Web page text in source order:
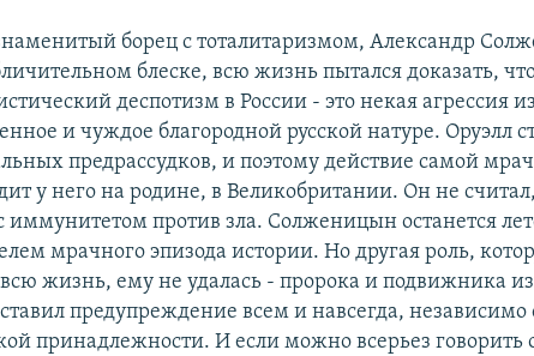
борец с тоталитаризмом, Александр
блеске, всю жизнь пытался доказать,
деспотизм в России - это некая агрессия
и чуждое благородной русской натуре. Оруэлл
предрассудков, и поэтому действие самой
у него на родине, в Великобритании. Он не
иммунитетом против зла. Солженицын останется
мрачного эпизода истории. Но другая роль,
жизнь, ему не удалась - пророка и подвижника
предупреждение всем и навсегда, независимо
принадлежности. И если можно всерьез говорить